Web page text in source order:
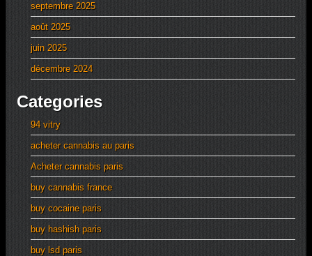
septembre 2025
août 2025
juin 2025
décembre 2024
Categories
94 vitry
acheter cannabis au paris
Acheter cannabis paris
buy cannabis france
buy cocaine paris
buy hashish paris
buy lsd paris